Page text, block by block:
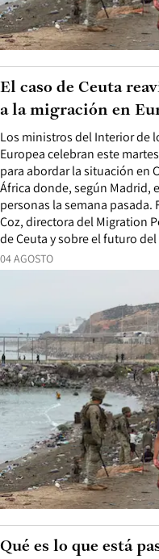
04 AGOSTO
Los ministros del Interior de
Europea celebran este
para abordar la situación en
África donde, según Madrid,
personas la semana pasada.
Coz, directora del Migration
de Ceuta y sobre el futuro
El caso de Ceuta
a la migración en
Qué es lo que está